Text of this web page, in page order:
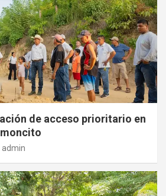
de acceso prioritario en
admin